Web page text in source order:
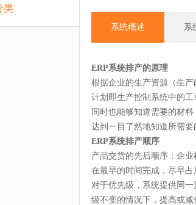
类
系统概述 系
ERP系统排产的原理
根据企业的生产资源（生
计划即生产控制系统中的
同时也能够知道需要的材
达到一目了然地知道所需要
ERP系统排产顺序
产品交货的先后顺序：企
在最早的时间完成，尽早
对于优先级，系统提供同
级不变的情况下，提高或